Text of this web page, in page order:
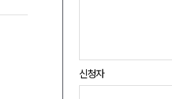
신청자